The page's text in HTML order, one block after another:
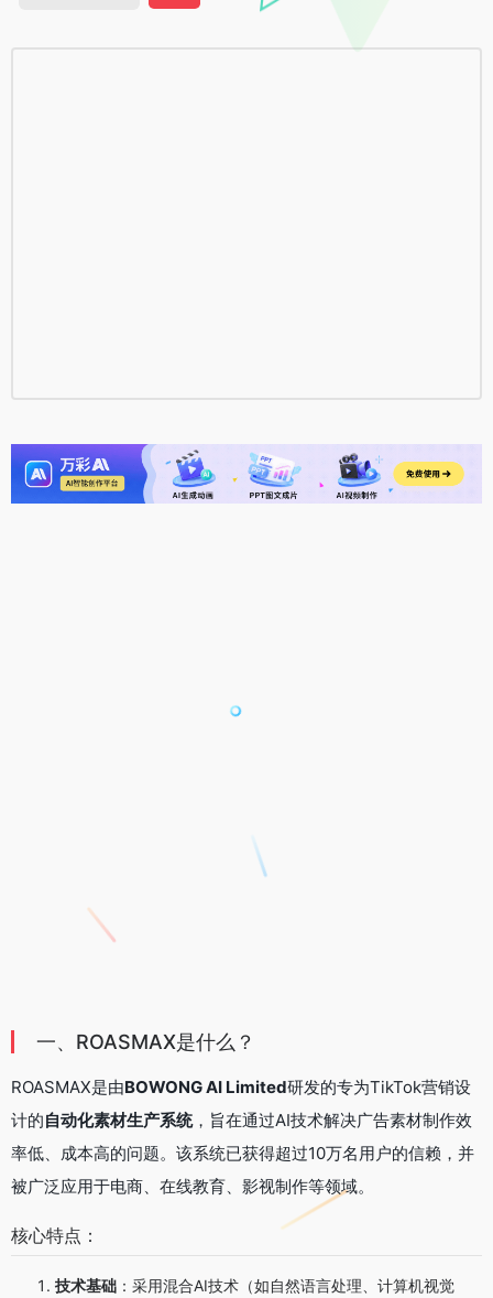
一、ROASMAX是什么？
ROASMAX是由BOWONG AI Limited研发的专为TikTok营销设
计的自动化素材生产系统，旨在通过AI技术解决广告素材制作效
率低、成本高的问题。该系统已获得超过10万名用户的信赖，并
被广泛应用于电商、在线教育、影视制作等领域。
核心特点：
技术基础 ：采用混合AI技术（如自然语言处理、计算机视觉